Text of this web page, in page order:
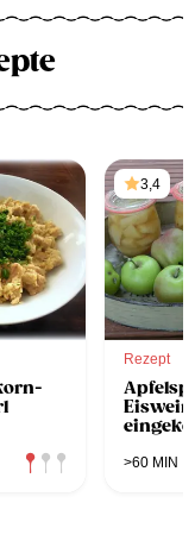
3,4
Rezept
Eiswein
>60 MIN